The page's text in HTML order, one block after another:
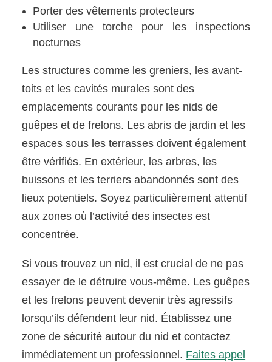
Porter des vêtements protecteurs
Utiliser une torche pour les inspections
nocturnes
Les structures comme les greniers, les avant-
toits et les cavités murales sont des
emplacements courants pour les nids de
guêpes et de frelons. Les abris de jardin et les
espaces sous les terrasses doivent également
être vérifiés. En extérieur, les arbres, les
buissons et les terriers abandonnés sont des
lieux potentiels. Soyez particulièrement attentif
aux zones où l’activité des insectes est
concentrée.
Si vous trouvez un nid, il est crucial de ne pas
essayer de le détruire vous-même. Les guêpes
et les frelons peuvent devenir très agressifs
lorsqu’ils défendent leur nid. Établissez une
zone de sécurité autour du nid et contactez
immédiatement un professionnel. Faites appel